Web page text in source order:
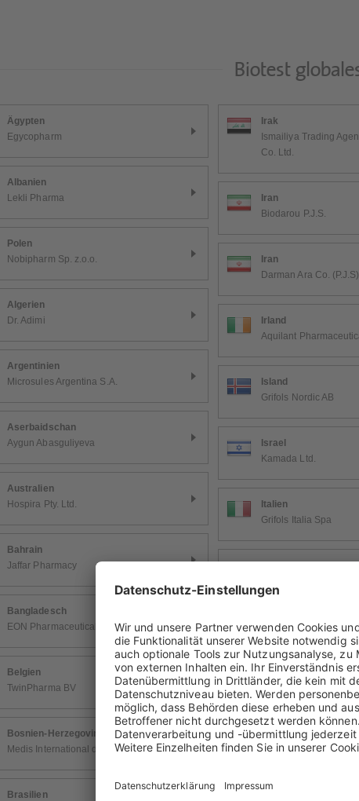
Biotest
Ägypten
Egycopharm
Albanien
Lekli Pharma
Polen
Nobipharm Sp. z.o.o.
Algerien
Dr. Adimi
Argentinien
Microsules Argentina S.A.
Aserbaidschan
Aygun Abasguliyeva
Australien
Hospira Pty. Ltd.
Bahrain
Jaffar Pharmacy
Bangladesch
EON Pharmaceuticals Ud.
Belgien
TwinPharma BV
Bosnien-Herzegovina
Medis International d.o.o. Sarajevo
Brasilien
Irak
Ismailiya Trading
Co. Ltd.
Iran
Biodarou P.J.S.
Iran
Darman Ara Co. (P.J.S)
Irland
Aquilant
Island
Grifols Nordic AB
Israel
Kamada Ltd.
Italien
Grifols Italia Spa
Kasachstan
VIVA Pharm
Katar
Ebn Sina Medical
Kolumbien